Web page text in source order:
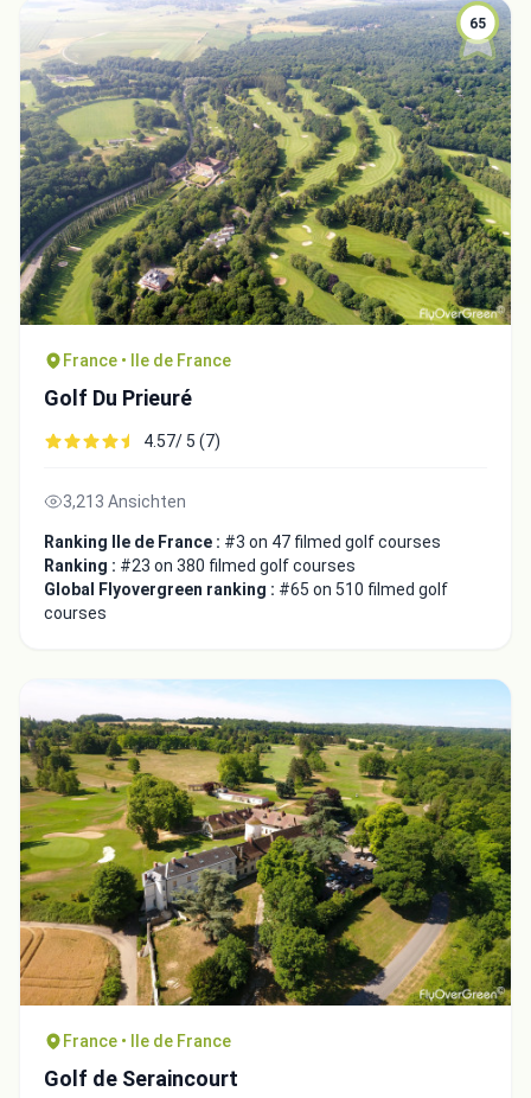
65
France • Ile de France
Golf Du Prieuré
4.57/ 5 (7)
3,213 Ansichten
Ranking Ile de France : #3 on 47 filmed golf courses
Ranking : #23 on 380 filmed golf courses
Global Flyovergreen ranking : #65 on 510 filmed golf
courses
France • Ile de France
Golf de Seraincourt